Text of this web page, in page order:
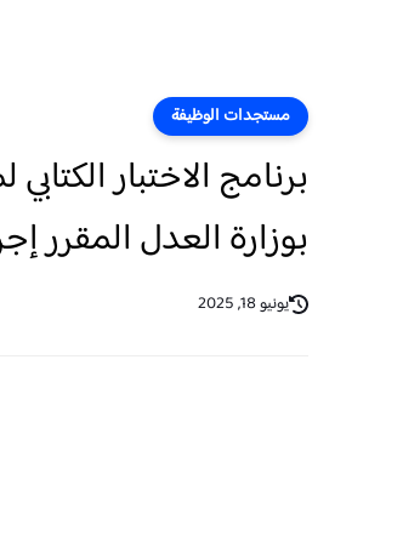
مستجدات الوظيفة
برنامج الاختبار
بوزارة العدل المقرر إجراؤها
يونيو 18, 2025